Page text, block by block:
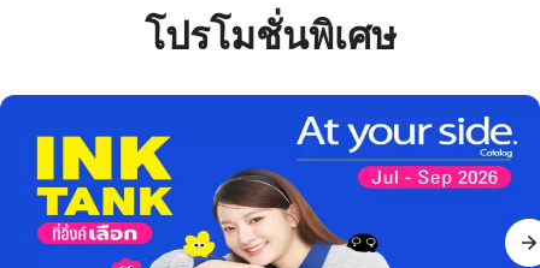
โปรโมชั่นพิเศษ